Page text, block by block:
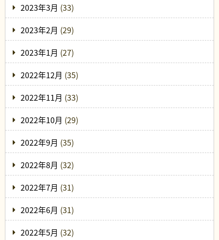
2023年3月 (33)
2023年2月 (29)
2023年1月 (27)
2022年12月 (35)
2022年11月 (33)
2022年10月 (29)
2022年9月 (35)
2022年8月 (32)
2022年7月 (31)
2022年6月 (31)
2022年5月 (32)